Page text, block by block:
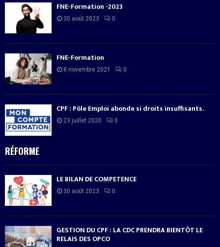
FNE-Formation -2023
30 août 2023 0
FNE-Formation
8 novembre 2021 0
CPF : Pôle Emploi abonde si droits insuffisants.
23 juillet 2020 0
RÉFORME
LE BILAN DE COMPETENCE
30 août 2023 0
GESTION DU CPF : LA CDC PRENDRA BIENTÔT LE
RELAIS DES OPCO